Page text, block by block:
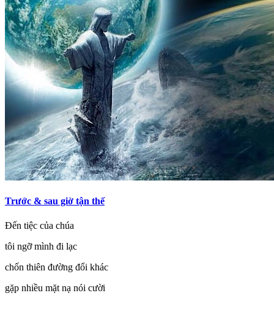
Trước & sau giờ tận thế
Đến tiệc của chúa
tôi ngỡ mình đi lạc
chốn thiên đường đổi khác
gặp nhiều mặt nạ nói cười